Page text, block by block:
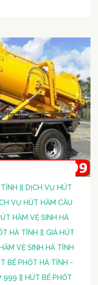
] [ DỊCH VỤ HÚT
VỤ HÚT HẦM CẦU
HẦM VỆ SINH HÀ
HÀ TĨNH ] [ GIÁ HÚT
VỆ SINH HÀ TĨNH
BỂ PHỐT HÀ TĨNH -
999 ] [ HÚT BỂ PHỐT